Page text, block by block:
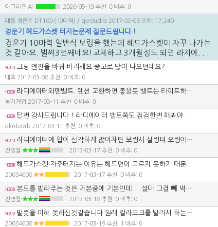
아그리즈 AI 2026-05-19 추천: 0 비추: 0
대동 경운기 DT100 (10마력) / qkrdudrb 2017-03-08 조회: 17,240
경운기 헤드가스켓 터지는문제 질문드립니다.!
경운기 10마력 일반식 보링을 했는데 헤드가스켓이 자꾸 나가는
것 같아요. 벌써3번째네요!교체하고 3개월정도 되면 라지에. . .
그냥 엔진을 바꿔 버리세요 중고로 많이 나오던데요?
대호 2017-03-08 추천: 0 비추: 0
라디에이터와팬밸트. 텐션 교환하면 좋을듯 밸트는 타이트하게 조여주세요
농기계업 2017-03-11 추천: 0 비추: 0
답변 감사드립니다 ! 라디에이터 밸트쪽도 점검한번 해봐야 겠네요!!
qkrdudrb 2017-03-11 추천: 0 비추: 0
라디에이터에 압이 심각하게 많이차면 보링시 실링더 오링이 파손되서 그럴수도 있습니다. 헌데 헤드 가스킷이 언제 터지는 지도 중요한데요. 시동시 터지는지 아니면 한참 사용하다 터지는지 말입니다.
진영철 2017-03-17 추천: 0 비추: 0
해드가스켓 자주터지는 이유는 헤드면이 고르지 못하기 때문입니다.즉 면이 곰보졌기때문입니다,제일 좋은방법은 오공본드를 가스켓 양쪽면에 골고루 발라서 조립해보세요.
20684608 2017-03-17 추천: 0 비추: 0
본드를 발라주는 것은 기본중에 기본인데.....설마 그걸 빼 먹었을까요?
진영철 2017-03-18 추천: 0 비추: 0
말뜻을 이해 못하신것같습니다.원래 칼라코크를 발라서 하는건데 더 접착력을 높혀주기 위해서 오공본드를 사용 하라는 거였습니다.
20684608 2017-03-19 추천: 1 비추: 0